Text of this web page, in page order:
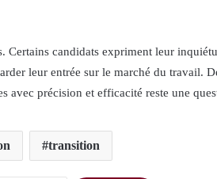
Certains candidats expriment leur
leur entrée sur le marché du travail.
avec précision et efficacité reste une
transition